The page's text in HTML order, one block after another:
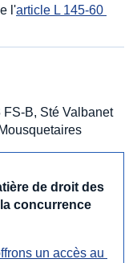
l'article L 145-60
FS-B, Sté Valbanet
de droit des
concurrence
un accès au